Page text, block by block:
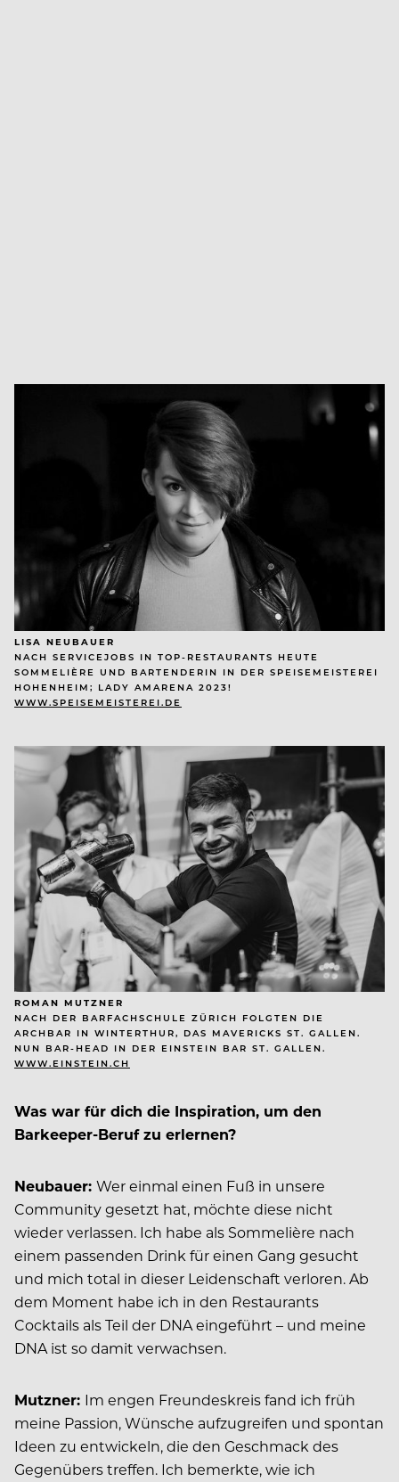
LISA NEUBAUER
NACH SERVICEJOBS IN TOP-RESTAU­RANTS HEUTE
SOMMELIÈRE UND BARTENDERIN IN DER SPEISEMEISTEREI
HOHENHEIM; LADY AMARENA 2023!
WWW.SPEISEMEISTEREI.DE
ROMAN MUTZNER
NACH DER BARFACHSCHULE ZÜRICH FOLGTEN DIE
ARCHBAR IN WINTERTHUR, DAS MAVERICKS ST. GALLEN.
NUN BAR-HEAD IN DER EINSTEIN BAR ST. GALLEN.
WWW.EINSTEIN.CH
Was war für dich die Inspiration, um den
Barkeeper-Beruf zu erlernen?
Neubauer: Wer einmal einen Fuß in unsere
Community gesetzt hat, möchte diese nicht
wieder verlassen. Ich habe als Sommelière nach
einem passenden Drink für einen Gang gesucht
und mich total in dieser Leidenschaft verloren. Ab
dem Moment habe ich in den Restaurants
Cocktails als Teil der DNA eingeführt – und meine
DNA ist so damit verwachsen.
Mutzner: Im engen Freundeskreisfand ich früh
meine Passion, Wünsche aufzugreifen und spontan
Ideen zu entwickeln, die den Geschmack des
Gegenübers treffen. Ich bemerkte, wie ich